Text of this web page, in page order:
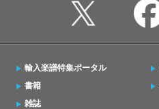
輸入楽譜特集ポータル
書籍
雑誌